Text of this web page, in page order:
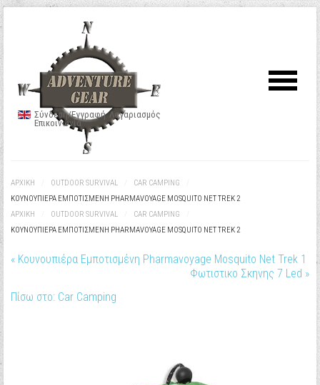
Σύνδεση/Εγγραφή Λογαριασμός
Επικοινωνία
ΑΡΧΙΚΉ OUTDOOR SURVIVAL CAR CAMPING
ΚΟΥΝΟΥΠΙΈΡΑ ΕΜΠΟΤΙΣΜΈΝΗ PHARMAVOYAGE MOSQUITO NET TREK 2
ΑΡΧΙΚΉ
OUTDOOR SURVIVAL CAR CAMPING
ΚΟΥΝΟΥΠΙΈΡΑ ΕΜΠΟΤΙΣΜΈΝΗ PHARMAVOYAGE MOSQUITO NET TREK 2
« Κουνουπιέρα Εμποτισμένη Pharmavoyage Mosquito Net Trek 1
Φωτιστικο Σκηνης 7 Led »
Πίσω στο: Car Camping